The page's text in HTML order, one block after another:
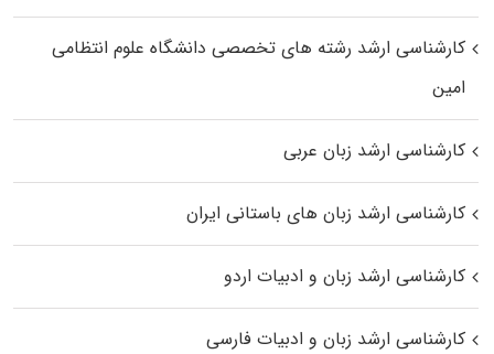
کارشناسی ارشد رﺷﺘﻪ ﻫﺎی تخصصی داﻧﺸﮕﺎه ﻋﻠﻮم انتظامی
اﻣﻴﻦ
کارشناسی ارشد زبان عربی
کارشناسی ارشد زبان‌ های باستانی ایران
کارشناسی ارشد زبان و ادبیات اردو
کارشناسی ارشد زبان و ادبیات فارسی